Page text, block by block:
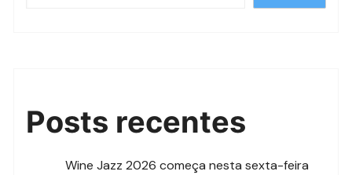
Posts recentes
Wine Jazz 2026 começa nesta sexta-feira